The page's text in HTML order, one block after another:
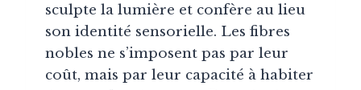
sculpte la lumière et confère au lieu
son identité sensorielle. Les fibres
nobles ne s’imposent pas par leur
coût, mais par leur capacité à habiter